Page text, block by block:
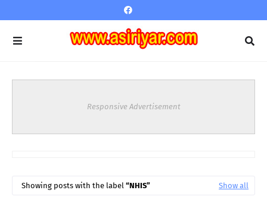
Responsive Advertisement
Showing posts with the label NHIS Show all